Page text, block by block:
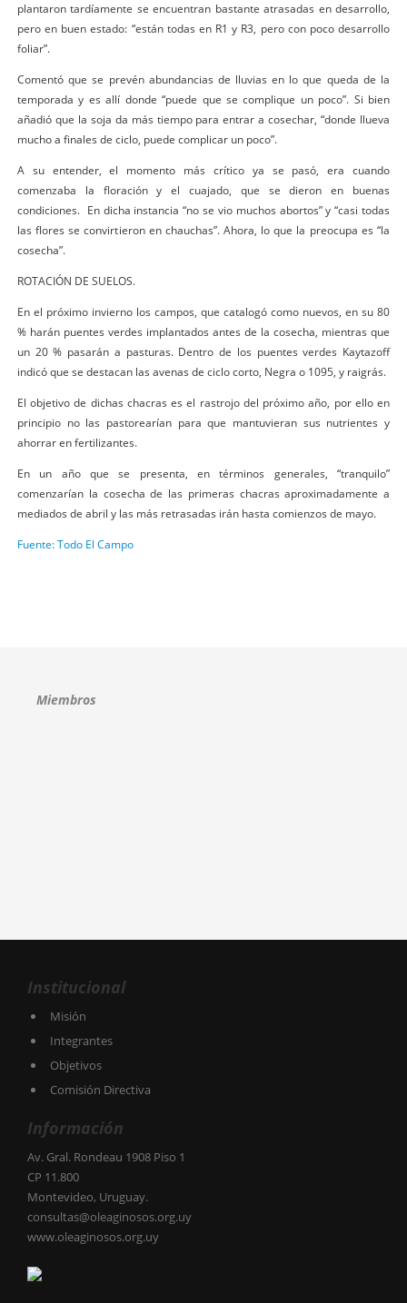
plantaron tardíamente se encuentran bastante atrasadas en desarrollo,
pero en buen estado: “están todas en R1 y R3, pero con poco desarrollo
foliar”.
Comentó que se prevén abundancias de lluvias en lo que queda de la
temporada y es allí donde “puede que se complique un poco”. Si bien
añadió que la soja da más tiempo para entrar a cosechar, “donde llueva
mucho a finales de ciclo, puede complicar un poco”.
A su entender, el momento más crítico ya se pasó, era cuando
comenzaba la floración y el cuajado, que se dieron en buenas
condiciones. En dicha instancia “no se vio muchos abortos” y “casi todas
las flores se convirtieron en chauchas”. Ahora, lo que la preocupa es “la
cosecha”.
ROTACIÓN DE SUELOS.
En el próximo invierno los campos, que catalogó como nuevos, en su 80
% harán puentes verdes implantados antes de la cosecha, mientras que
un 20 % pasarán a pasturas. Dentro de los puentes verdes Kaytazoff
indicó que se destacan las avenas de ciclo corto, Negra o 1095, y raigrás.
El objetivo de dichas chacras es el rastrojo del próximo año, por ello en
principio no las pastorearían para que mantuvieran sus nutrientes y
ahorrar en fertilizantes.
En un año que se presenta, en términos generales, “tranquilo”
comenzarían la cosecha de las primeras chacras aproximadamente a
mediados de abril y las más retrasadas irán hasta comienzos de mayo.
Fuente: Todo El Campo
Miembros
Institucional
Misión
Integrantes
Objetivos
Comisión Directiva
Información
Av. Gral. Rondeau 1908 Piso 1
CP 11.800
Montevideo, Uruguay.
consultas@oleaginosos.org.uy
www.oleaginosos.org.uy